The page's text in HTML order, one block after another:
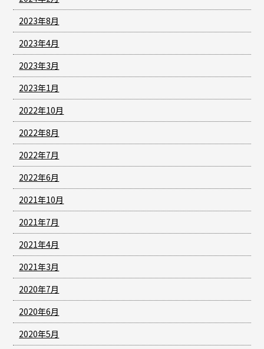
2023年8月
2023年4月
2023年3月
2023年1月
2022年10月
2022年8月
2022年7月
2022年6月
2021年10月
2021年7月
2021年4月
2021年3月
2020年7月
2020年6月
2020年5月